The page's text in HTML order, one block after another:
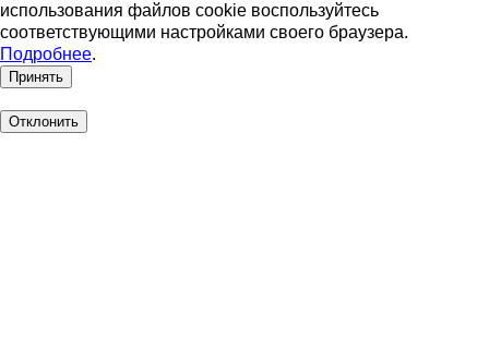
использования файлов cookie воспользуйтесь
соответствующими настройками своего браузера.
Подробнее.
Принять
Отклонить